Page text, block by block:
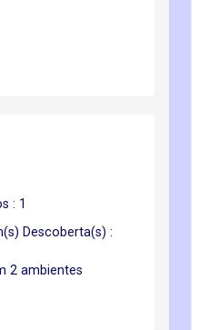
: 1
Descoberta(s) :
2 ambientes